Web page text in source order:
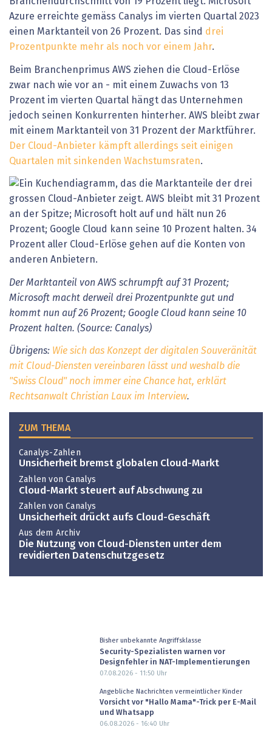
Azure erreichte gemäss Canalys im vierten Quartal 2023
einen Marktanteil von 26 Prozent. Das sind drei
Prozentpunkte mehr als noch vor einem Jahr.
Beim Branchenprimus AWS ziehen die Cloud-Erlöse
zwar nach wie vor an - mit einem Zuwachs von 13
Prozent im vierten Quartal hängt das Unternehmen
jedoch seinen Konkurrenten hinterher. AWS bleibt zwar
mit einem Marktanteil von 31 Prozent der Marktführer.
Der Cloud-Anbieter kämpft allerdings seit einigen
Quartalen mit sinkenden Wachstumsraten.
Der Marktanteil von AWS schrumpft auf 31 Prozent;
Microsoft macht derweil drei Prozentpunkte gut und
kommt nun auf 26 Prozent; Google Cloud kann seine 10
Prozent halten. (Source: Canalys)
Übrigens: Wie sich das Konzept der digitalen Souveränität
mit Cloud-Diensten vereinbaren lässt und weshalb die
"Swiss Cloud" noch immer eine Chance hat, erklärt
Rechtsanwalt Christian Laux im Interview.
ZUM THEMA
Canalys-Zahlen
Unsicherheit bremst globalen Cloud-Markt
Zahlen von Canalys
Cloud-Markt steuert auf Abschwung zu
Zahlen von Canalys
Unsicherheit drückt aufs Cloud-Geschäft
Aus dem Archiv
Die Nutzung von Cloud-Diensten unter dem
revidierten Datenschutzgesetz
Bisher unbekannte Angriffsklasse
Security-Spezialisten warnen vor
Designfehler in NAT-Implementierungen
07.08.2026 - 11:50 Uhr
Angebliche Nachrichten vermeintlicher Kinder
Vorsicht vor "Hallo Mama"-Trick per E-Mail
und Whatsapp
06.08.2026 - 16:40 Uhr